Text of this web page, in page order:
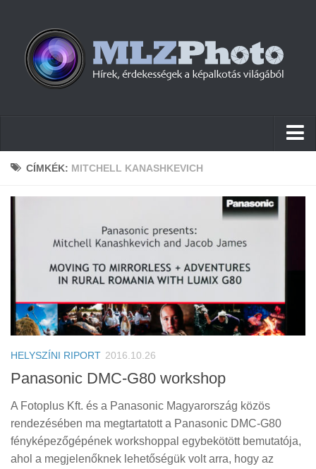
Hírek
Szoftver
Firmware
Tanácsok
Érdekességek
Helyszíni Riport
E-BB
CÍMKÉK: MITCHELL KANASHKEVICH
HELYSZÍNI RIPORT 2016.10.26
Panasonic DMC-G80 workshop
A Fotoplus Kft. és a Panasonic Magyarország közös
rendezésében ma megtartatott a Panasonic DMC-G80
fényképezőgépének workshoppal egybekötött bemutatója,
ahol a megjelenőknek lehetőségük volt arra, hogy az